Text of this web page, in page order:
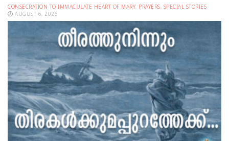
CONSECRATION TO IMMACULATE HEART OF MARY, PRAYERS, SPECIAL STORIES
AUGUST 6, 2026